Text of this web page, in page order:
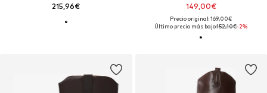
215,96€ 149,00€
Precio original: 169,00€
Último precio más bajo:152,10€-2%